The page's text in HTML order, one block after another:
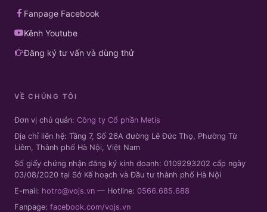
Fanpage Facebook
Kênh Youtube
Đăng ký tư vấn và dùng thử
VỀ CHÚNG TÔI
Đơn vị chủ quản: Công ty Cổ phần Metis
Địa chỉ liên hệ: Tầng 7, Số 26A đường Lê Đức Thọ, Phường Từ
Liêm, Thành phố Hà Nội, Việt Nam
Số giấy chứng nhận đăng ký kinh doanh: 0109293202 cấp ngày
03/08/2020 tại Sở Kế hoạch và Đầu tư thành phố Hà Nội
E-mail: hotro@vojs.vn — Hotline: 0566.685.688
Fanpage: facebook.com/vojs.vn